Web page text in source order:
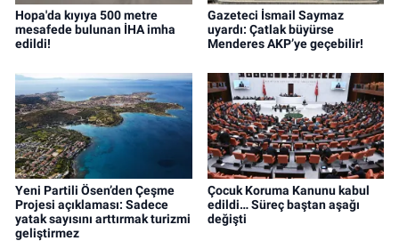
Hopa'da kıyıya 500 metre
mesafede bulunan İHA imha
edildi!
Gazeteci İsmail Saymaz
uyardı: Çatlak büyürse
Menderes AKP’ye geçebilir!
Yeni Partili Ösen’den Çeşme
Projesi açıklaması: Sadece
yatak sayısını arttırmak turizmi
geliştirmez
Çocuk Koruma Kanunu kabul
edildi… Süreç baştan aşağı
değişti